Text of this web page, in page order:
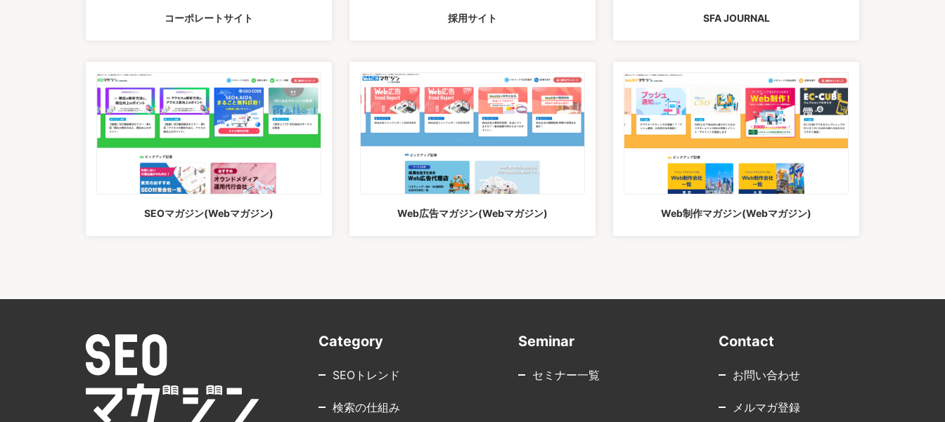
コーポレートサイト 採用サイト SFA JOURNAL
SEOマガジン(Webマガジン) Web広告マガジン(Webマガジン) Web制作マガジン(Webマガジン)
Category
SEOトレンド
検索の仕組み
Seminar
セミナー一覧
Contact
お問い合わせ
メルマガ登録